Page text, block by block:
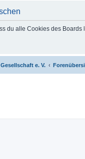
du alle Cookies des Boards
e. V.